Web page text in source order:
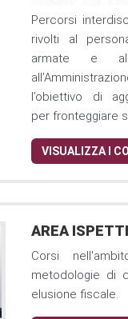
Percorsi
rivolti al
armate e al
l’obiettivo di
per fronteggiare
VISUALIZZA I
AREA
Corsi
metodologie di
elusione fiscale.